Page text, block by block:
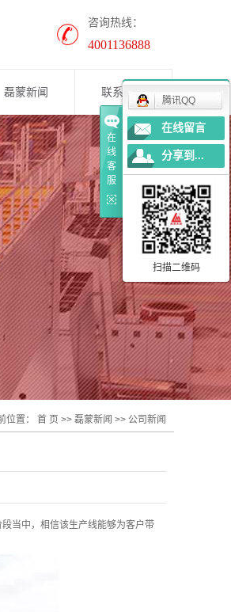
咨询热线：
4001136888
磊蒙新闻
公司新闻
案例展示
行业资讯
养护知识
联系我们
位置： 首 页 >> 磊蒙新闻 >> 公司新闻
当中，相信该生产线能够为客户带
在
线
客
服
腾讯QQ
在线留言
分享到...
扫描二维码